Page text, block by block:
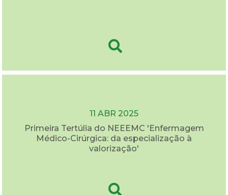
11 ABR 2025
Primeira Tertúlia do NEEEMC 'Enfermagem
Médico-Cirúrgica: da especialização à
valorização'